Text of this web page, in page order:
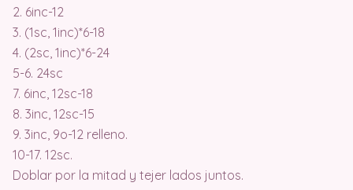
2. 6inc-12
3. (1sc, 1inc)*6-18
4. (2sc, 1inc)*6-24
5-6. 24sc
7. 6inc, 12sc-18
8. 3inc, 12sc-15
9. 3inc, 9o-12 relleno.
10-17. 12sc.
Doblar por la mitad y tejer lados juntos.